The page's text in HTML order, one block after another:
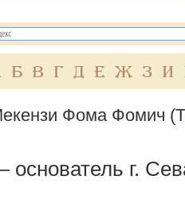
Б В Г Д Е Ж З И
Фома Фомич
основатель г.